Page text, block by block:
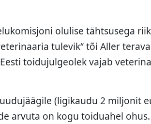
olulise tähtsusega
tulevik“ tõi Aller
toidujulgeolek vajab
(ligikaudu 2 miljonit
arvuta on kogu toiduahel ohus.